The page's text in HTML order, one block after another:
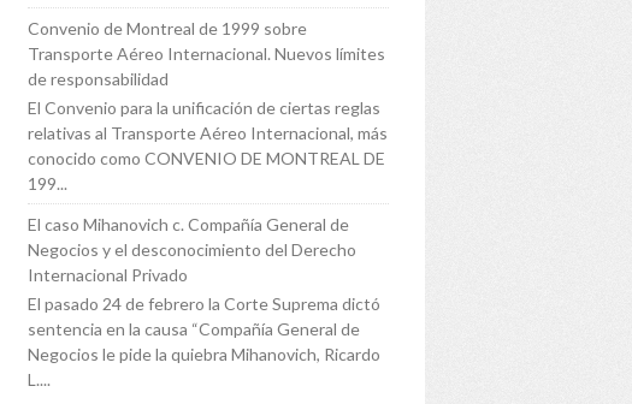
Convenio de Montreal de 1999 sobre
Transporte Aéreo Internacional. Nuevos límites
de responsabilidad
El Convenio para la unificación de ciertas reglas
relativas al Transporte Aéreo Internacional, más
conocido como CONVENIO DE MONTREAL DE
199...
El caso Mihanovich c. Compañía General de
Negocios y el desconocimiento del Derecho
Internacional Privado
El pasado 24 de febrero la Corte Suprema dictó
sentencia en la causa “Compañía General de
Negocios le pide la quiebra Mihanovich, Ricardo
L....